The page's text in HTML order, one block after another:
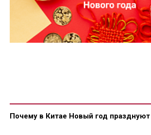
Почему в Китае Новый год празднуют